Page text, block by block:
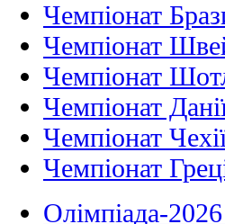
Чемпіонат
Чемпіонат
Чемпіонат
Чемпіонат
Чемпіонат
Чемпіонат
Олімпіада-